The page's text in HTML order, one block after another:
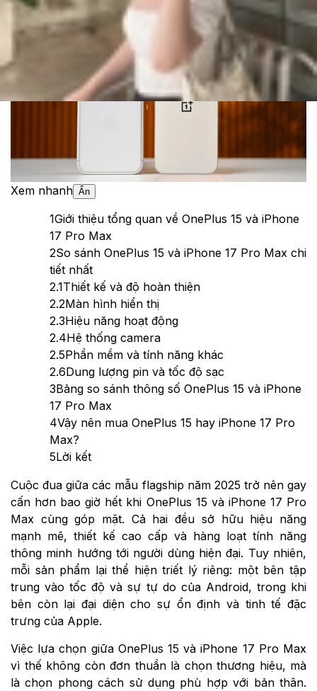
Theo dõi XTMobile trên
Xem nhanh Ẩn
1Giới thiệu tổng quan về OnePlus 15 và iPhone
17 Pro Max
2So sánh OnePlus 15 và iPhone 17 Pro Max chi
tiết nhất
2.1Thiết kế và độ hoàn thiện
2.2Màn hình hiển thị
2.3Hiệu năng hoạt động
2.4Hệ thống camera
2.5Phần mềm và tính năng khác
2.6Dung lượng pin và tốc độ sạc
3Bảng so sánh thông số OnePlus 15 và iPhone
17 Pro Max
4Vậy nên mua OnePlus 15 hay iPhone 17 Pro
Max?
5Lời kết
Cuộc đua giữa các mẫu flagship năm 2025 trở nên gay
cấn hơn bao giờ hết khi OnePlus 15 và iPhone 17 Pro
Max cùng góp mặt. Cả hai đều sở hữu hiệu năng
mạnh mẽ, thiết kế cao cấp và hàng loạt tính năng
thông minh hướng tới người dùng hiện đại. Tuy nhiên,
mỗi sản phẩm lại thể hiện triết lý riêng: một bên tập
trung vào tốc độ và sự tự do của Android, trong khi
bên còn lại đại diện cho sự ổn định và tinh tế đặc
trưng của Apple.
Việc lựa chọn giữa OnePlus 15 và iPhone 17 Pro Max
vì thế không còn đơn thuần là chọn thương hiệu, mà
là chọn phong cách sử dụng phù hợp với bản thân.